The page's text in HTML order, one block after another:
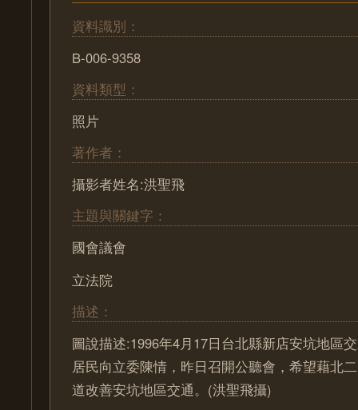
資料識別：
B-006-9358
資料類型：
照片
著作者：
攝影者姓名:洪聖飛
主題與關鍵字：
國會議會
立法院
描述：
圖說描述:1996年4月17日台北縣新店安坑地區
居民向立委陳情，昨日召開公聽會，希望藉北
道改善安坑地區交通。(洪聖飛攝)